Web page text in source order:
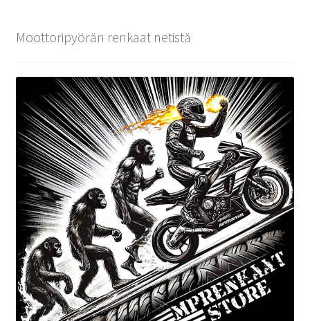
Moottoripyörän renkaat netistä